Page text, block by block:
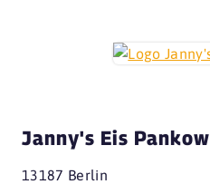
Janny's Eis Pankow
13187 Berlin